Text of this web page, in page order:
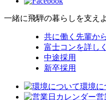
一緒に飛騨の暮らしを支え
共に働く先輩か
富士コンを詳し
中途採用
新卒採用
環境に
営